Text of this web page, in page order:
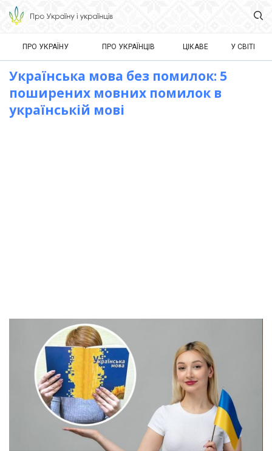
ПРО УКРАЇНУ ПРО УКРАЇНЦІВ ЦІКАВЕ У СВІТІ
Українська мова без помилок: 5
поширених мовних помилок в
українській мові